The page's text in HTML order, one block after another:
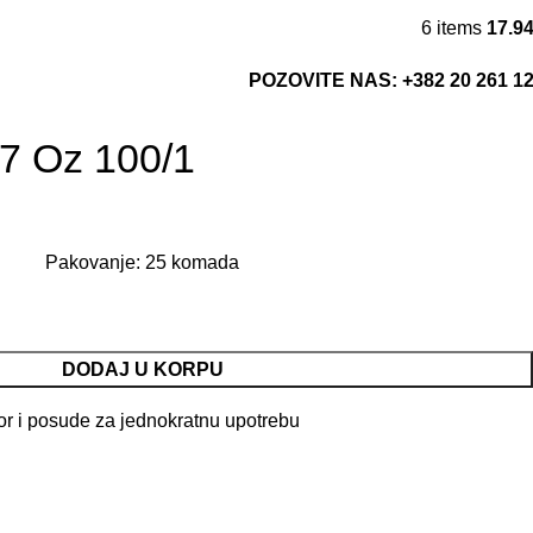
6 items 17.94
POZOVITE NAS: +382 20 261
Oz 100/1
Pakovanje: 25 komada
DODAJ U KORPU
i posude za jednokratnu upotrebu